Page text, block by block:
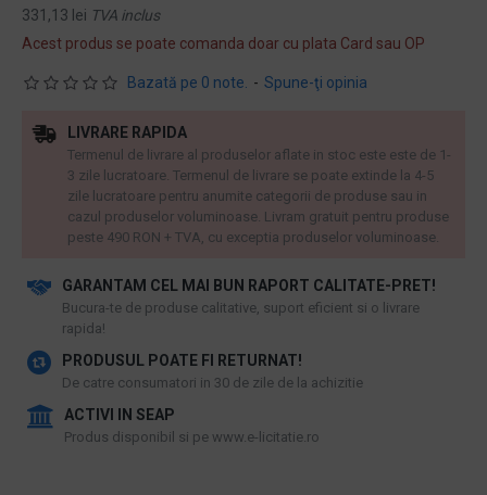
Bazată pe 0 note. - Spune-ţi opinia
331,13 lei TVA inclus
Acest produs se poate comanda doar cu plata Card sau OP
GARANTAM CEL MAI BUN RAPORT CALITATE-PRET!
​Bucura-te de produse calitative, suport eficient si o livrare
rapida!
PRODUSUL POATE FI RETURNAT!
De catre consumatori in 30 de zile de la achizitie
ACTIVI IN SEAP
Produs disponibil si pe www.e-licitatie.ro
LIVRARE RAPIDA
Termenul de livrare al produselor aflate in stoc este este de 1-
3 zile lucratoare. Termenul de livrare se poate extinde la 4-5
zile lucratoare pentru anumite categorii de produse sau in
cazul produselor voluminoase. Livram gratuit pentru produse
peste 490 RON + TVA, cu exceptia produselor voluminoase.